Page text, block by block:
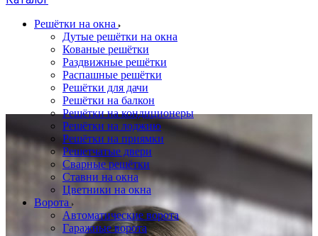
Решётки на окна
Дутые решётки на окна
Кованые решётки
Раздвижные решётки
Распашные решётки
Решётки для дачи
Решётки на балкон
Решётки на кондиционеры
Решётки на лоджию
Решётки на приямки
Решетчатые двери
Сварные решётки
Ставни на окна
Цветники на окна
Ворота
Автоматические ворота
Гаражные ворота